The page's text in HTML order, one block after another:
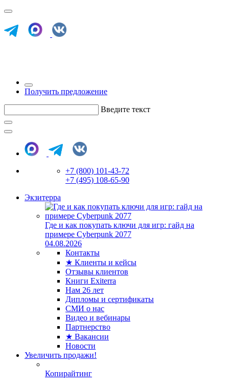
Получить предложение
Введите текст
+7 (800) 101-43-72
+7 (495) 108-65-90
Экзитерра
Где и как покупать ключи для игр: гайд на
примере Cyberpunk 2077
04.08.2026
Контакты
★ Клиенты и кейсы
Отзывы клиентов
Книги Exiterra
Нам 26 лет
Дипломы и сертификаты
СМИ о нас
Видео и вебинары
Партнерство
★ Вакансии
Новости
Увеличить продажи!
Копирайтинг